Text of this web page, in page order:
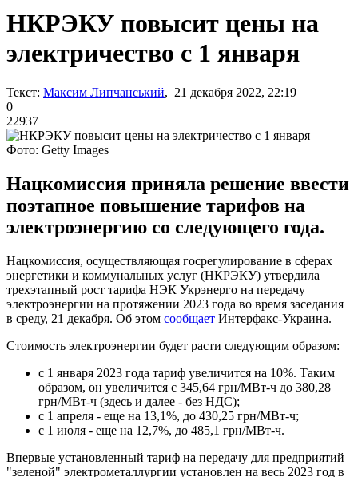
НКРЭКУ повысит цены на
электричество с 1 января
Текст: Максим Липчанський, 21 декабря 2022, 22:19
0
22937
Фото: Getty Images
Нацкомиссия приняла решение ввести
поэтапное повышение тарифов на
электроэнергию со следующего года.
Нацкомиссия, осуществляющая госрегулирование в сферах
энергетики и коммунальных услуг (НКРЭКУ) утвердила
трехэтапный рост тарифа НЭК Укрэнерго на передачу
электроэнергии на протяжении 2023 года во время заседания
в среду, 21 декабря. Об этом сообщает Интерфакс-Украина.
Стоимость электроэнергии будет расти следующим образом:
с 1 января 2023 года тариф увеличится на 10%. Таким
образом, он увеличится с 345,64 грн/МВт-ч до 380,28
грн/МВт-ч (здесь и далее - без НДС);
с 1 апреля - еще на 13,1%, до 430,25 грн/МВт-ч;
с 1 июля - еще на 12,7%, до 485,1 грн/МВт-ч.
Впервые установленный тариф на передачу для предприятий
"зеленой" электрометаллургии установлен на весь 2023 год в